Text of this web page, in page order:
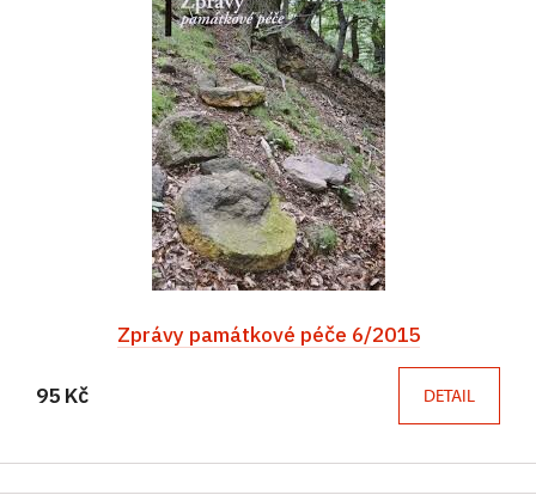
Zprávy památkové péče 6/2015
95 Kč DETAIL